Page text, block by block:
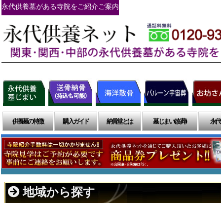
永代供養墓がある寺院をご紹介ご案内
供養墓の特徴 購入ガイド 納骨堂とは 墓じまい(改葬) 永
地域から探す